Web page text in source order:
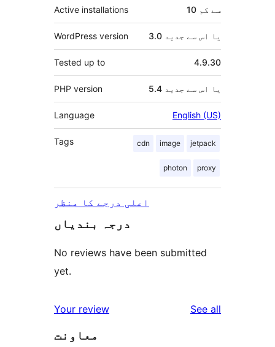
Active installations 10 سے کم
WordPress version 3.0 یا اس سے جدید
Tested up to 4.9.30
PHP version 5.4 یا اس سے جدید
Language English (US)
Tags cdn image jetpack
photon proxy
اعلی درجے کا منظر
درجہ بندیاں
No reviews have been submitted
yet.
Your review See all
معاونت